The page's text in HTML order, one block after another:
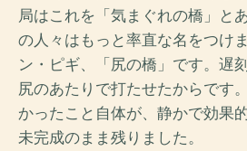
局はこれを「気まぐれの橋」と
の人々はもっと率直な名をつけ
ン・ピギ、「尻の橋」です。遅
尻のあたりで打たせたからです
かったこと自体が、静かで効果
未完成のまま残りました。